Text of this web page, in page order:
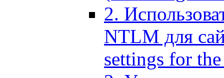
2.
NTLM для
settings for